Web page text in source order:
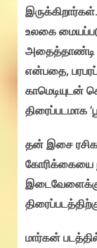
உலகை
அதைத்தாண்டி
என்பதை,
காமெடியுடன்
திரைப்படமாக
தன் இசை
கோரிக்கையை
மார்கன்